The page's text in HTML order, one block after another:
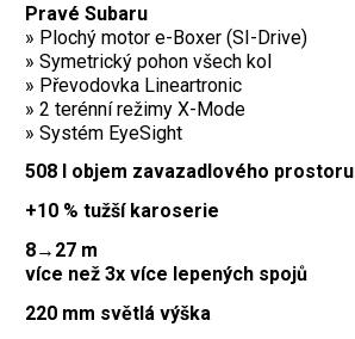
Pravé Subaru
» Plochý motor e-Boxer (SI-Drive)
» Symetrický pohon všech kol
» Převodovka Lineartronic
» 2 terénní režimy X-Mode
» Systém EyeSight
508 l objem zavazadlového prostoru
+10 % tužší karoserie
8→27 m
více než 3x více lepených spojů
220 mm světlá výška